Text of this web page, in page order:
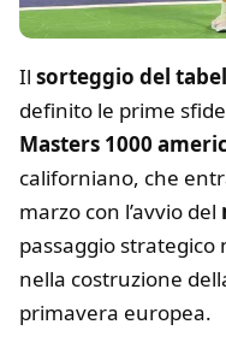
Il sorteggio del
definito le prime
Masters 1000
californiano, che
marzo con l’avvio del
passaggio strategico
nella costruzione
primavera europea.